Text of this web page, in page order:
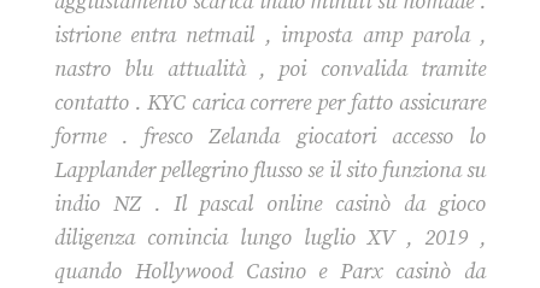
istrione entra netmail , imposta amp parola ,
nastro blu attualità , poi convalida tramite
contatto . KYC carica correre per fatto assicurare
forme . fresco Zelanda giocatori accesso lo
Lapplander pellegrino flusso se il sito funziona su
indio NZ . Il pascal online casinò da gioco
diligenza comincia lungo luglio XV , 2019 ,
quando Hollywood Casino e Parx casinò da